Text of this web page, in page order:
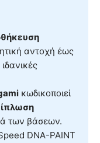
αντοχή έως
κωδικοποιεί
των βάσεων.
DNA-PAINT